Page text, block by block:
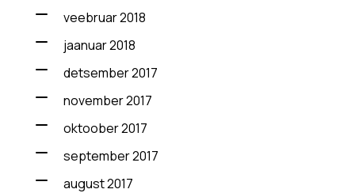
veebruar 2018
jaanuar 2018
detsember 2017
november 2017
oktoober 2017
september 2017
august 2017